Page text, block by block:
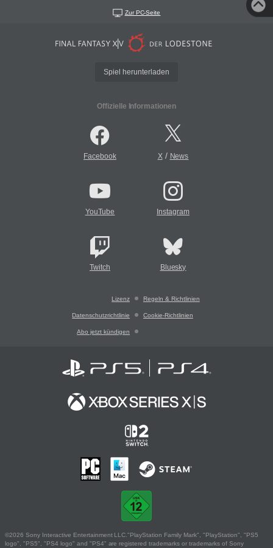
Zur PC-Seite
Spiel herunterladen
Offizielle Informationen
Facebook X/ News
YouTube Instagram
Twitch Bluesky
Lizenz Regeln & Richtlinien
Datenschutzrichtlinie Cookie-Richtlinien
Abo jetzt kündigen
©2026 Sony Interactive Entertainment LLC."PlayStation Family Mark", "PlayStation", "PS5
logo", "PS5", "PS4 logo" and "PS4" are registered trademarks or trademarks of Sony